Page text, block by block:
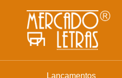
Lançamentos